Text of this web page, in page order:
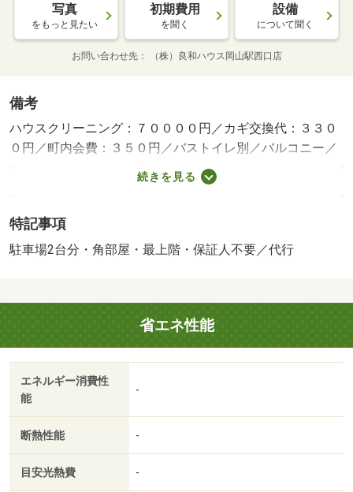
写真
をもっと見たい
初期費用
を聞く
設備
について聞く
お問い合わせ先 （株）良和ハウス岡山駅西口店
備考
ハウスクリーニング：７００００円／カギ交換代：３３０
０円／町内会費：３５０円／バストイレ別／バルコニー／
エアコン／ガスコンロ対応／クロゼット／フローリング／
シャワー付洗面台／ＴＶインターホン／浴室乾燥機／室内
追焚機能浴室／角住戸／温水洗浄便座／脱衣所／洗面所独
立／洗面化粧台／駐輪場／最上階／敷金不要／３口以上コ
クッションフロア／ネット専用回線／ネット使用料不要／
複層ガラス／クロゼット３ヶ所／２駅利用可／上階無し／
敷地内ごみ置き場／平面駐車場／プロパンガス／洗面所に
ドア／南面バルコニー／ＢＳ／岡山市立豊小学校（小学
校）まで８９８ｍ／岡山市立西大寺中学校（中学校）まで
２９１８ｍ／岡山市立豊幼稚園（幼稚園・保育園）まで９
ｍ／岡山市東区役所（役所）まで２７１２ｍ／西大寺浜郵
便局（郵便局）まで１２４９ｍ
続きを見る
特記事項
駐車場2台分・角部屋・最上階・保証人不要／代行
省エネ性能
エネルギー消費性
能
-
断熱性能 -
目安光熱費 -